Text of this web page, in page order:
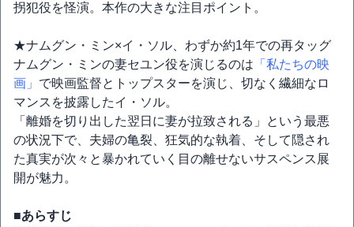
拐犯役を怪演。本作の大きな注目ポイント。
★ナムグン・ミン×イ・ソル、わずか約1年での再タッグ
ナムグン・ミンの妻セユン役を演じるのは 「私たちの映
画」 で映画監督とトップスターを演じ、切なく繊細なロ
マンスを披露したイ・ソル。
「離婚を切り出した翌日に妻が拉致される」という最悪
の状況下で、夫婦の亀裂、狂気的な執着、そして隠され
た真実が次々と暴かれていく目の離せないサスペンス展
開が魅力。
■あらすじ